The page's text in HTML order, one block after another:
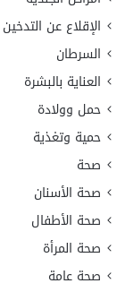
الإقلاع عن التدخين
السرطان
العناية بالبشرة
حمل وولادة
حمية وتغذية
صحة
صحة الأسنان
صحة الأطفال
صحة المرأة
صحة عامة